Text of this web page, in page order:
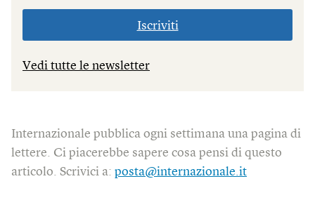
Iscriviti
Vedi tutte le newsletter
Internazionale pubblica ogni settimana una pagina di
lettere. Ci piacerebbe sapere cosa pensi di questo
articolo. Scrivici a: posta@internazionale.it